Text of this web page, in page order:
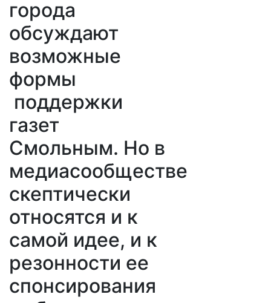
города
обсуждают
возможные
формы
поддержки
газет
Смольным. Но в
медиасообществе
скептически
относятся и к
самой идее, и к
резонности ее
спонсирования